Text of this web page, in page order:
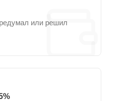
или решил